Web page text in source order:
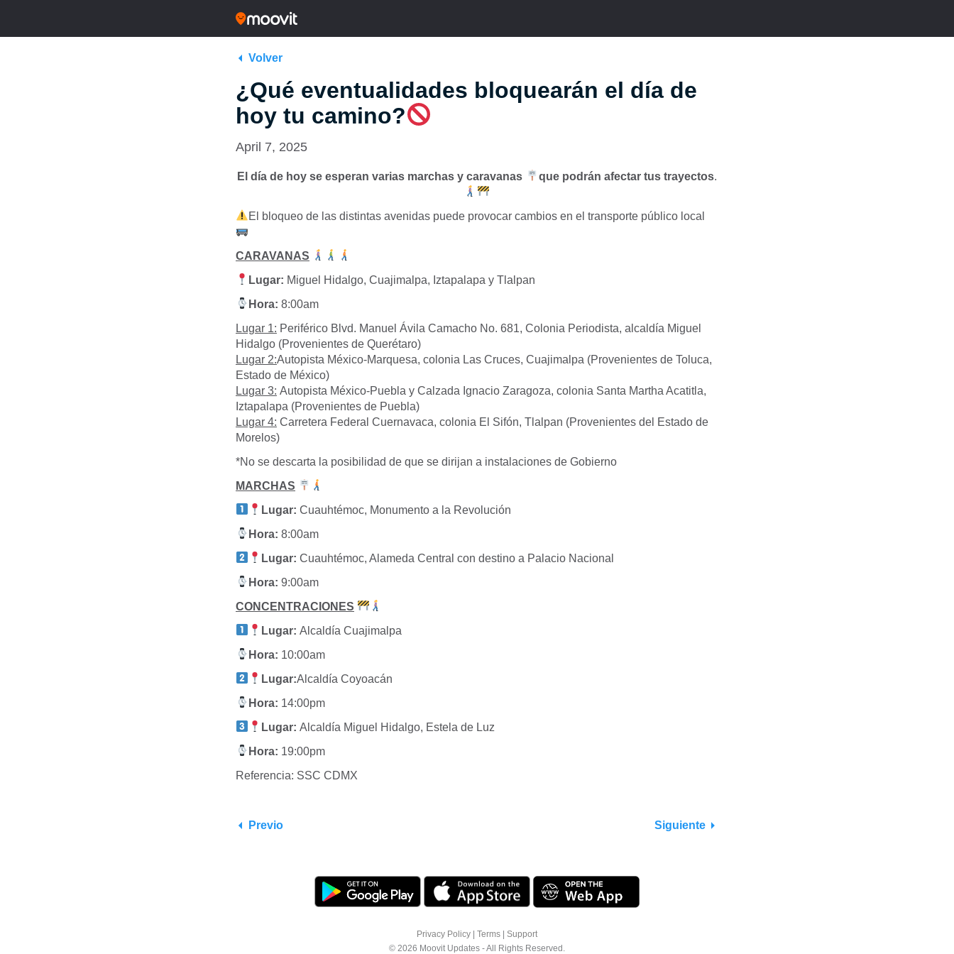
Volver
¿Qué eventualidades bloquearán el día de
hoy tu camino?
April 7, 2025
El día de hoy se esperan varias marchas y caravanas que podrán afectar tus trayectos.
El bloqueo de las distintas avenidas puede provocar cambios en el transporte público local
CARAVANAS
Lugar: Miguel Hidalgo, Cuajimalpa, Iztapalapa y Tlalpan
Hora: 8:00am
Lugar 1: Periférico Blvd. Manuel Ávila Camacho No. 681, Colonia Periodista, alcaldía Miguel
Hidalgo (Provenientes de Querétaro)
Lugar 2:Autopista México-Marquesa, colonia Las Cruces, Cuajimalpa (Provenientes de Toluca,
Estado de México)
Lugar 3: Autopista México-Puebla y Calzada Ignacio Zaragoza, colonia Santa Martha Acatitla,
Iztapalapa (Provenientes de Puebla)
Lugar 4: Carretera Federal Cuernavaca, colonia El Sifón, Tlalpan (Provenientes del Estado de
Morelos)
*No se descarta la posibilidad de que se dirijan a instalaciones de Gobierno
MARCHAS
Lugar:Cuauhtémoc, Monumento a la Revolución
Hora: 8:00am
Lugar:Cuauhtémoc, Alameda Central con destino a Palacio Nacional
Hora: 9:00am
CONCENTRACIONES
Lugar:Alcaldía Cuajimalpa
Hora: 10:00am
Lugar:Alcaldía Coyoacán
Hora: 14:00pm
Lugar:Alcaldía Miguel Hidalgo, Estela de Luz
Hora: 19:00pm
Referencia: SSC CDMX
Previo Siguiente
Privacy Policy | Terms | Support
© 2026 Moovit Updates - All Rights Reserved.